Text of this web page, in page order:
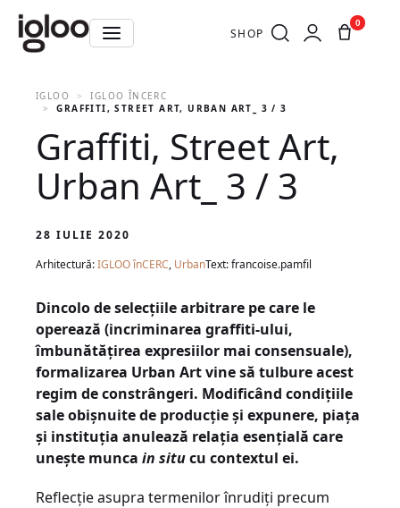
SHOP
0
IGLOO
IGLOO ÎNCERC
GRAFFITI, STREET ART, URBAN ART_ 3 / 3
Graffiti, Street Art,
Urban Art_ 3 / 3
28 IULIE 2020
Arhitectură:IGLOO înCERC, UrbanText: francoise.pamfil
Dincolo de selecțiile arbitrare pe care le
operează (incriminarea graffiti-ului,
îmbunătățirea expresiilor mai consensuale),
formalizarea Urban Art vine să tulbure acest
regim de constrângeri. Modificând condițiile
sale obișnuite de producție și expunere, piața
și instituția anulează relația esențială care
unește munca in situcu contextul ei.
Reflecție asupra termenilor înrudiți precum